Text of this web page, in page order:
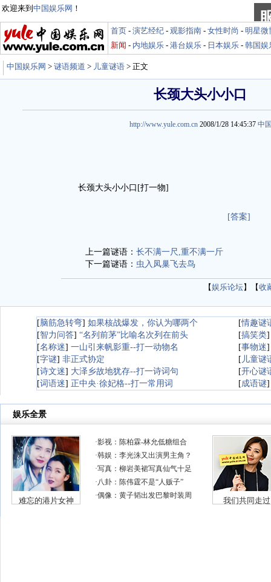
欢迎来到 中国娱乐网 ！
首页 - 演艺经纪 - 观影指南 - 女性时尚 - 明星微
新闻 - 内地娱乐 - 港台娱乐 - 日本娱乐 - 韩国娱
中国娱乐网 > 谜语频道 > 儿童谜语 > 正文
长颈大头小小口
http://www.yule.com.cn 2008/1/28 14:45:37 中
长颈大头小小口[打一物]
[答案]
上一篇谜语： 长不满一尺,重不满一斤
下一篇谜语： 虫入凤巢飞去鸟
【娱乐论坛】【收
[脑筋急转弯] 如果核战爆发，你认为哪两个 [情趣谜
[智力问答] “名列前茅”比喻名次列在前头 [搞笑类
[名称迷] 一山引来帆影重--打一动物名 [事物迷
[字谜] 非正式协定 [ 儿童谜
[诗文迷] 大泽乡故地犹存--打一诗词句 [开心谜
[词语迷] 正中央·徐妃格--打一常用词 [成语谜